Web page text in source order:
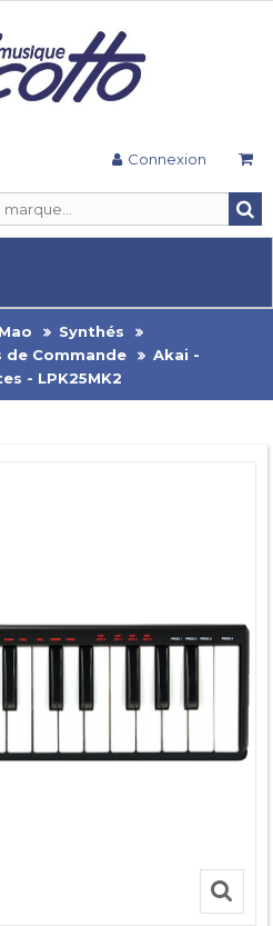
Connexion
Synthés
de Commande
Akai -
- LPK25MK2